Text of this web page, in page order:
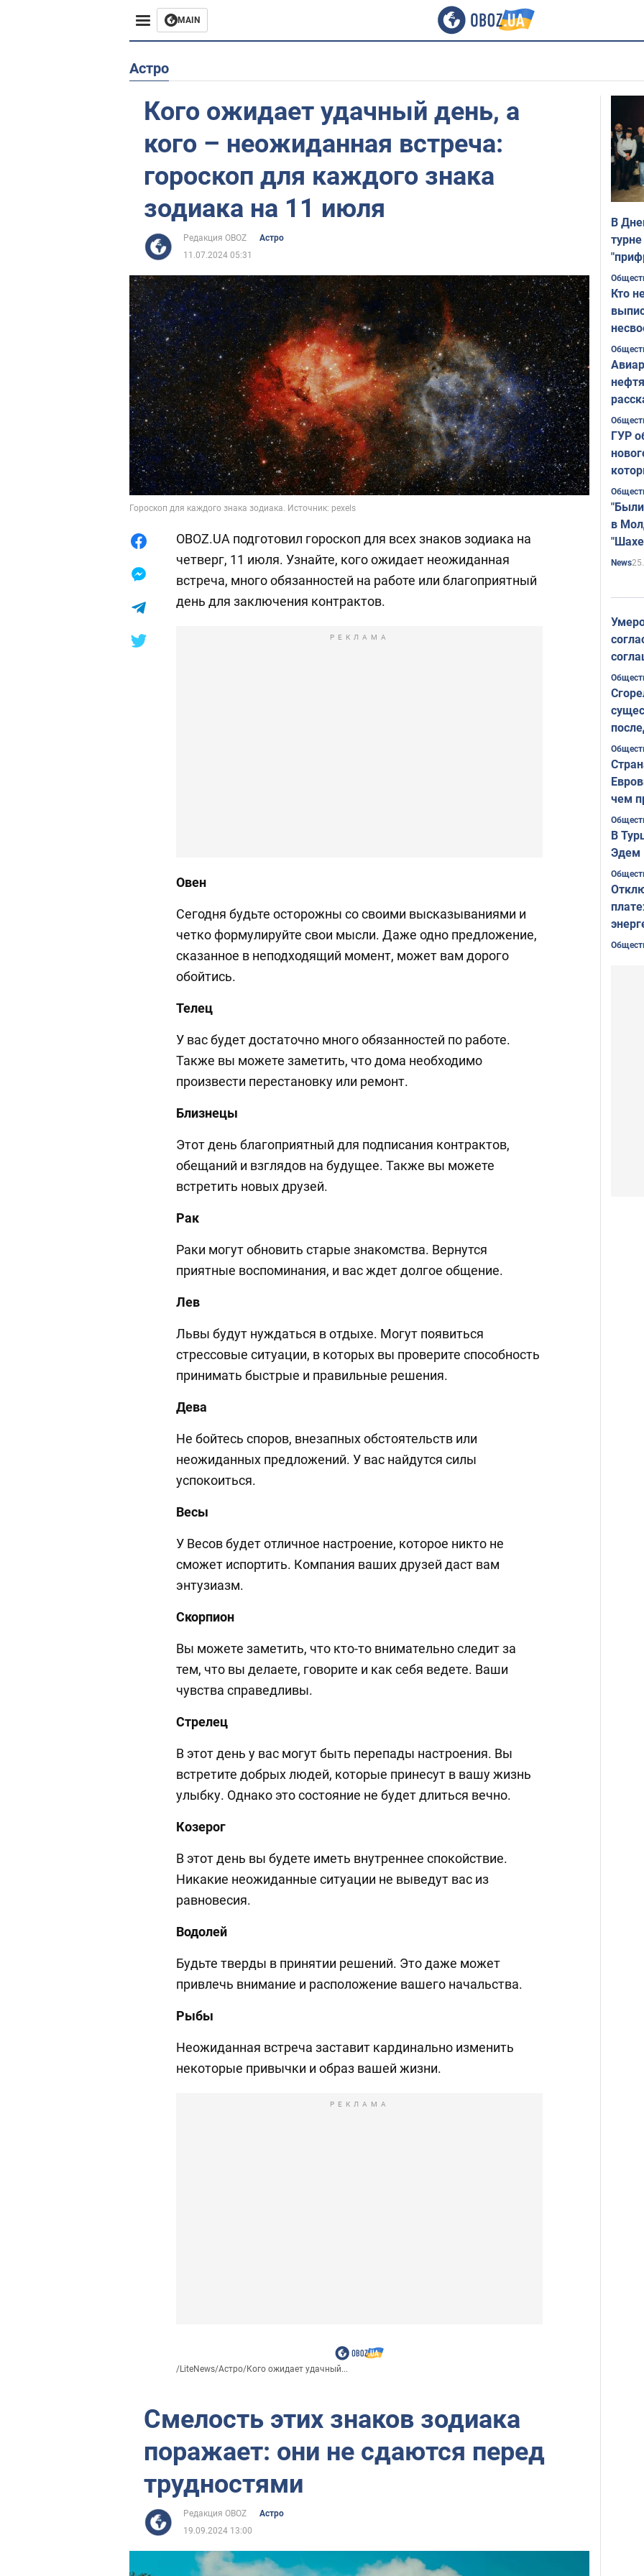
MAIN
Жизнь
Лайфхаки
Астро
Кого ожидает удачный день, а
кого – неожиданная встреча:
гороскоп для каждого знака
зодиака на 11 июля
Редакция OBOZ
Астро
11.07.2024 05:31
Гороскоп для каждого знака зодиака. Источник: pexels
OBOZ.UA подготовил гороскоп для всех знаков зодиака на
четверг, 11 июля. Узнайте, кого ожидает неожиданная
встреча, много обязанностей на работе или благоприятный
день для заключения контрактов.
РЕКЛАМА
Овен
Сегодня будьте осторожны со своими высказываниями и
четко формулируйте свои мысли. Даже одно предложение,
сказанное в неподходящий момент, может вам дорого
обойтись.
Телец
У вас будет достаточно много обязанностей по работе.
Также вы можете заметить, что дома необходимо
произвести перестановку или ремонт.
Близнецы
Этот день благоприятный для подписания контрактов,
обещаний и взглядов на будущее. Также вы можете
встретить новых друзей.
Рак
Раки могут обновить старые знакомства. Вернутся
приятные воспоминания, и вас ждет долгое общение.
Лев
Львы будут нуждаться в отдыхе. Могут появиться
стрессовые ситуации, в которых вы проверите способность
принимать быстрые и правильные решения.
Дева
Не бойтесь споров, внезапных обстоятельств или
неожиданных предложений. У вас найдутся силы
успокоиться.
Весы
У Весов будет отличное настроение, которое никто не
сможет испортить. Компания ваших друзей даст вам
энтузиазм.
Скорпион
Вы можете заметить, что кто-то внимательно следит за
тем, что вы делаете, говорите и как себя ведете. Ваши
чувства справедливы.
Стрелец
В этот день у вас могут быть перепады настроения. Вы
встретите добрых людей, которые принесут в вашу жизнь
улыбку. Однако это состояние не будет длиться вечно.
Козерог
В этот день вы будете иметь внутреннее спокойствие.
Никакие неожиданные ситуации не выведут вас из
равновесия.
Водолей
Будьте тверды в принятии решений. Это даже может
привлечь внимание и расположение вашего начальства.
Рыбы
Неожиданная встреча заставит кардинально изменить
некоторые привычки и образ вашей жизни.
РЕКЛАМА
/LiteNews/Астро/Кого ожидает удачный...
Смелость этих знаков зодиака
поражает: они не сдаются перед
трудностями
Редакция OBOZ
Астро
19.09.2024 13:00
В
Кто
ГУР
в
News
чем
В
Эдем